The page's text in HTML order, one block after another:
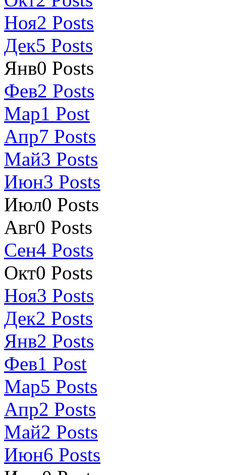
Ноя2 Posts
Дек5 Posts
Янв0 Posts
Фев2 Posts
Мар1 Post
Апр7 Posts
Май3 Posts
Июн3 Posts
Июл0 Posts
Авг0 Posts
Сен4 Posts
Окт0 Posts
Ноя3 Posts
Дек2 Posts
Янв2 Posts
Фев1 Post
Мар5 Posts
Апр2 Posts
Май2 Posts
Июн6 Posts